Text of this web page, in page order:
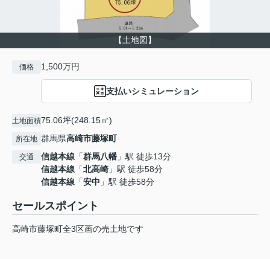
【土地図】
価格 1,500万円
支払いシミュレーション
土地面積75.06坪(248.15㎡)
所在地 群馬県高崎市藤塚町
交通 信越本線 「群馬八幡 」駅 徒歩13分
信越本線 「北高崎 」駅 徒歩58分
信越本線 「安中 」駅 徒歩58分
セールスポイント
高崎市藤塚町全3区画の売土地です